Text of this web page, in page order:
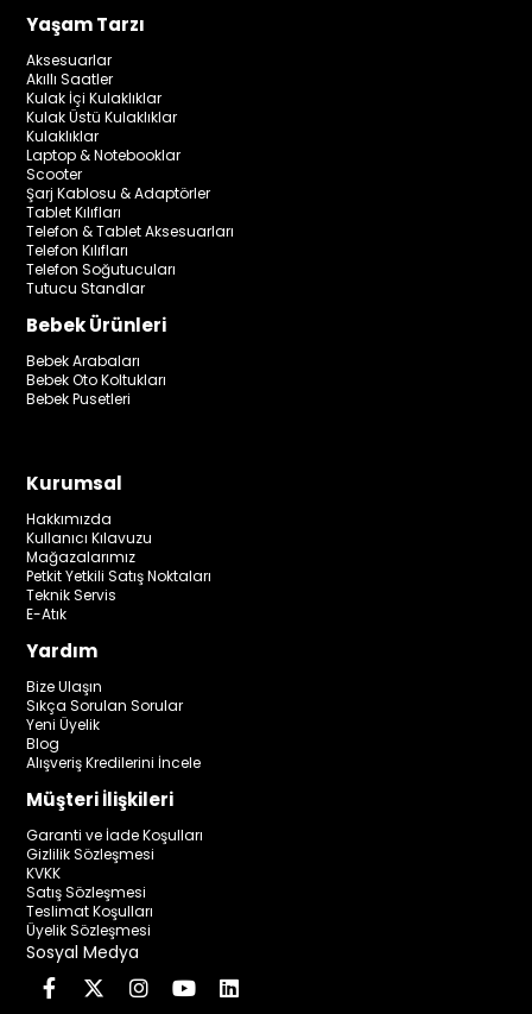
Yaşam Tarzı
Aksesuarlar
Akıllı Saatler
Kulak İçi Kulaklıklar
Kulak Üstü Kulaklıklar
Kulaklıklar
Laptop & Notebooklar
Scooter
Şarj Kablosu & Adaptörler
Tablet Kılıfları
Telefon & Tablet Aksesuarları
Telefon Kılıfları
Telefon Soğutucuları
Tutucu Standlar
Bebek Ürünleri
Bebek Arabaları
Bebek Oto Koltukları
Bebek Pusetleri
Kurumsal
Hakkımızda
Kullanıcı Kılavuzu
Mağazalarımız
Petkit Yetkili Satış Noktaları
Teknik Servis
E-Atık
Yardım
Bize Ulaşın
Sıkça Sorulan Sorular
Yeni Üyelik
Blog
Alışveriş Kredilerini İncele
Müşteri İlişkileri
Garanti ve İade Koşulları
Gizlilik Sözleşmesi
KVKK
Satış Sözleşmesi
Teslimat Koşulları
Üyelik Sözleşmesi
Sosyal Medya